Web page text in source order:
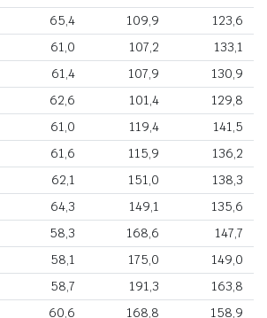
65,4 109,9
123,6
61,0 107,2
133,1
61,4 107,9
130,9
62,6 101,4
129,8
61,0 119,4
141,5
61,6 115,9
136,2
62,1 151,0
138,3
64,3 149,1
135,6
58,3 168,6
147,7
58,1 175,0
149,0
58,7 191,3
163,8
60,6 168,8
158,9